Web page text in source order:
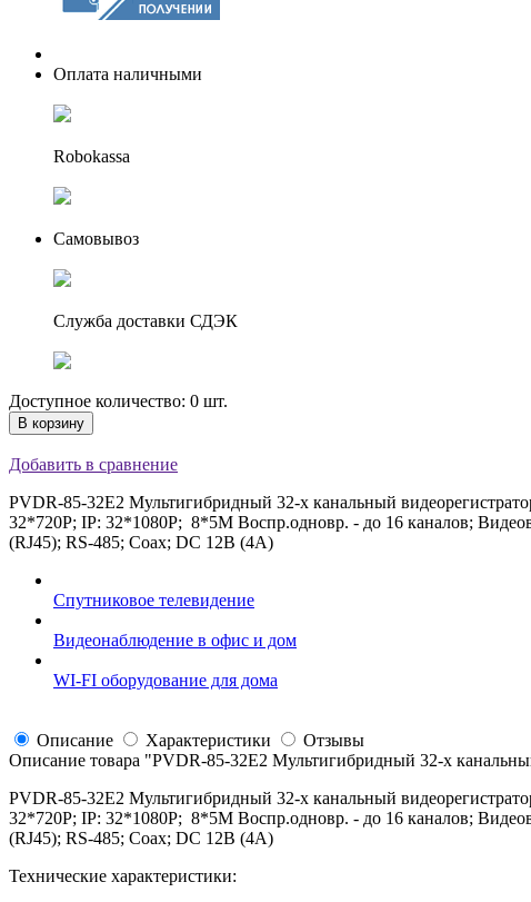
Оплата наличными
Robokassa
Самовывоз
Служба доставки СДЭК
Доступное количество: 0 шт.
В корзину
Добавить в сравнение
PVDR-85-32E2 Мультигибридный 32-х канальный
32*720P; IP: 32*1080P; 8*5M Воспр.одновр. - до 16 каналов;
(RJ45); RS-485; Coax; DC 12В (4А)
Спутниковое телевидение
Видеонаблюдение в офис и дом
WI-FI оборудование для дома
Описание Характеристики
Отзывы
Описание товара "PVDR-85-32E2 Мультигибридный 32-х
PVDR-85-32E2 Мультигибридный 32-х канальный
32*720P; IP: 32*1080P; 8*5M Воспр.одновр. - до 16 каналов;
(RJ45); RS-485; Coax; DC 12В (4А)
Технические характеристики: